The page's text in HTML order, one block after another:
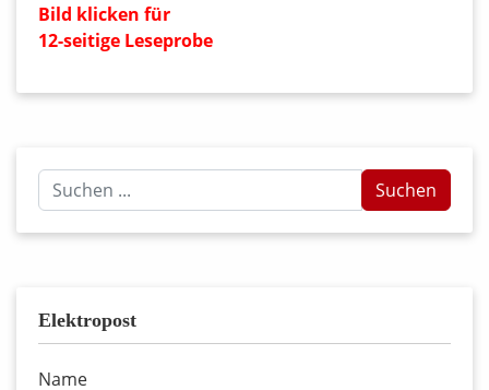
Bild klicken für
12-seitige Leseprobe
Suchen
...
Suchen
Elektropost
Name